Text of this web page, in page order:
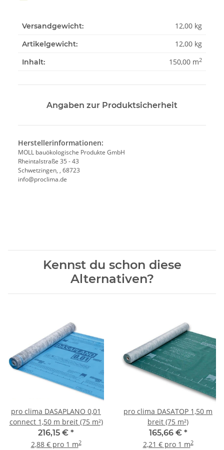
Versandgewicht: 12,00 kg
Artikelgewicht: 12,00 kg
Inhalt: 150,00 m2
Angaben zur Produktsicherheit
Herstellerinformationen:
MOLL bauökologische Produkte GmbH
Rheintalstraße 35 - 43
Schwetzingen, , 68723
info@proclima.de
Kennst du schon diese
Alternativen?
pro clima DASAPLANO 0,01
connect 1,50 m breit (75 m²)
216,15 € *
2,88 € pro 1 m2
pro clima DASATOP 1,50 m
breit (75 m²)
165,66 € *
2,21 € pro 1 m2